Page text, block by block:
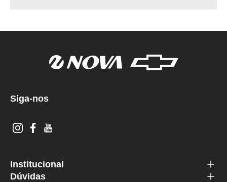
Siga-nos
Institucional
Dúvidas